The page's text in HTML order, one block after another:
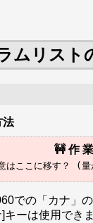
ムリスト
法
での「カナ」
]キーは使用でき